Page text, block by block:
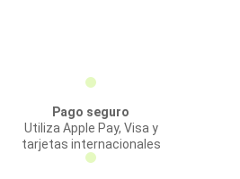
Pago seguro
Utiliza Apple Pay, Visa y
tarjetas internacionales